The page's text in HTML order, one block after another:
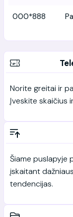
000*888
Norite greitai ir
Įveskite skaičius
Šiame puslapyje
įskaitant
tendencijas.